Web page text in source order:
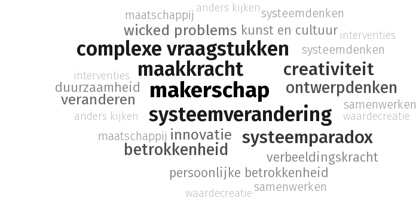
makerschap
systeemverandering
maakkracht
complexe vraagstukken
systeemparadox
creativiteit
ontwerpdenken
betrokkenheid
innovatie
veranderen
wicked problems
verbeeldingskracht
kunst en cultuur
duurzaamheid
persoonlijke betrokkenheid
maatschappij
anders kijken
systeemdenken
samenwerken
waardecreatie
interventies
maatschappij
anders kijkensysteemdenken
samenwerken
waardecreatie
interventies